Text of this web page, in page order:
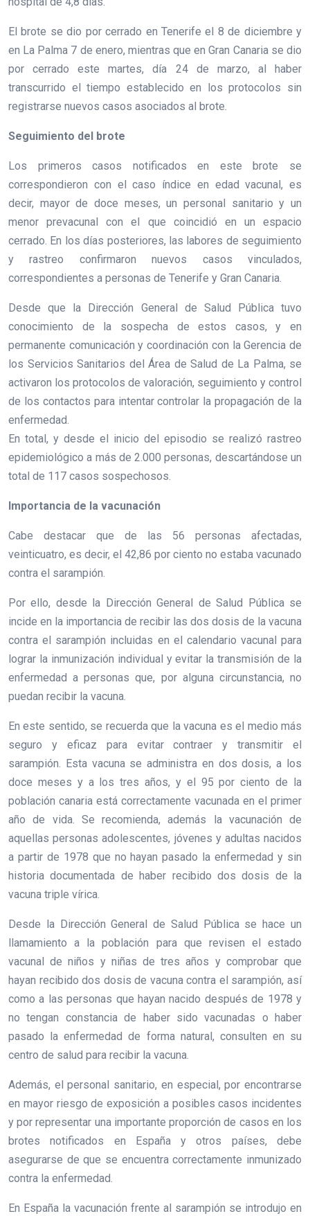
El brote se dio por cerrado en Tenerife el 8 de diciembre y
en La Palma 7 de enero, mientras que en Gran Canaria se dio
por cerrado este martes, día 24 de marzo, al haber
transcurrido el tiempo establecido en los protocolos sin
registrarse nuevos casos asociados al brote.
Seguimiento del brote
Los primeros casos notificados en este brote se
correspondieron con el caso índice en edad vacunal, es
decir, mayor de doce meses, un personal sanitario y un
menor prevacunal con el que coincidió en un espacio
cerrado. En los días posteriores, las labores de seguimiento
y rastreo confirmaron nuevos casos vinculados,
correspondientes a personas de Tenerife y Gran Canaria.
Desde que la Dirección General de Salud Pública tuvo
conocimiento de la sospecha de estos casos, y en
permanente comunicación y coordinación con la Gerencia de
los Servicios Sanitarios del Área de Salud de La Palma, se
activaron los protocolos de valoración, seguimiento y control
de los contactos para intentar controlar la propagación de la
enfermedad.
En total, y desde el inicio del episodio se realizó rastreo
epidemiológico a más de 2.000 personas, descartándose un
total de 117 casos sospechosos.
Importancia de la vacunación
Cabe destacar que de las 56 personas afectadas,
veinticuatro, es decir, el 42,86 por ciento no estaba vacunado
contra el sarampión.
Por ello, desde la Dirección General de Salud Pública se
incide en la importancia de recibir las dos dosis de la vacuna
contra el sarampión incluidas en el calendario vacunal para
lograr la inmunización individual y evitar la transmisión de la
enfermedad a personas que, por alguna circunstancia, no
puedan recibir la vacuna.
En este sentido, se recuerda que la vacuna es el medio más
seguro y eficaz para evitar contraer y transmitir el
sarampión. Esta vacuna se administra en dos dosis, a los
doce meses y a los tres años, y el 95 por ciento de la
población canaria está correctamente vacunada en el primer
año de vida. Se recomienda, además la vacunación de
aquellas personas adolescentes, jóvenes y adultas nacidos
a partir de 1978 que no hayan pasado la enfermedad y sin
historia documentada de haber recibido dos dosis de la
vacuna triple vírica.
Desde la Dirección General de Salud Pública se hace un
llamamiento a la población para que revisen el estado
vacunal de niños y niñas de tres años y comprobar que
hayan recibido dos dosis de vacuna contra el sarampión, así
como a las personas que hayan nacido después de 1978 y
no tengan constancia de haber sido vacunadas o haber
pasado la enfermedad de forma natural, consulten en su
centro de salud para recibir la vacuna.
Además, el personal sanitario, en especial, por encontrarse
en mayor riesgo de exposición a posibles casos incidentes
y por representar una importante proporción de casos en los
brotes notificados en España y otros países, debe
asegurarse de que se encuentra correctamente inmunizado
contra la enfermedad.
En España la vacunación frente al sarampión se introdujo en